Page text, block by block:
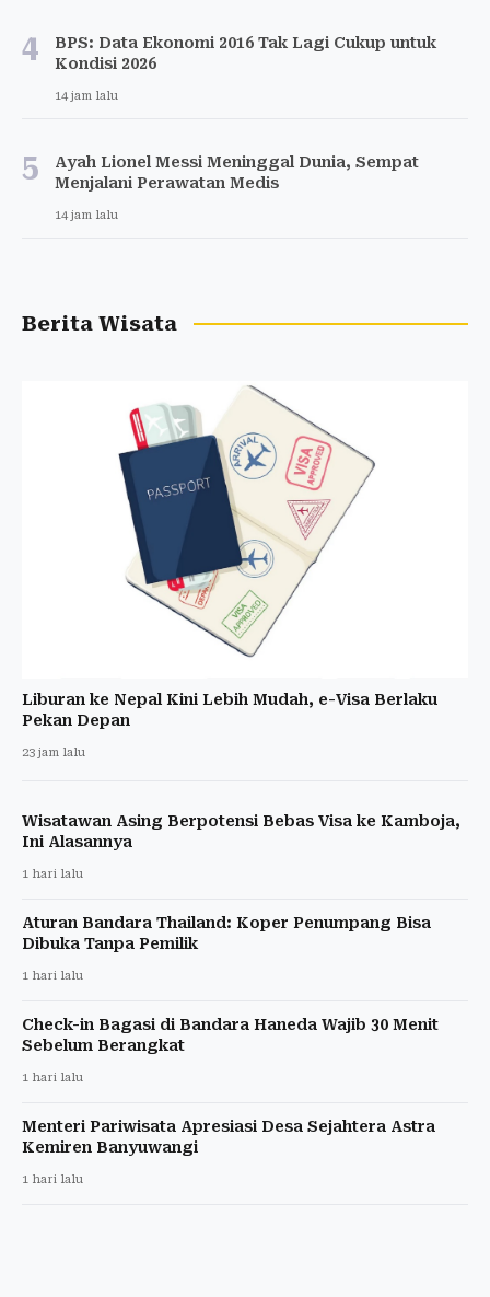
4
BPS: Data Ekonomi 2016 Tak Lagi Cukup untuk
Kondisi 2026
14 jam lalu
5
Ayah Lionel Messi Meninggal Dunia, Sempat
Menjalani Perawatan Medis
14 jam lalu
Berita Wisata
Liburan ke Nepal Kini Lebih Mudah, e-Visa Berlaku
Pekan Depan
23 jam lalu
Wisatawan Asing Berpotensi Bebas Visa ke Kamboja,
Ini Alasannya
1 hari lalu
Aturan Bandara Thailand: Koper Penumpang Bisa
Dibuka Tanpa Pemilik
1 hari lalu
Check-in Bagasi di Bandara Haneda Wajib 30 Menit
Sebelum Berangkat
1 hari lalu
Menteri Pariwisata Apresiasi Desa Sejahtera Astra
Kemiren Banyuwangi
1 hari lalu